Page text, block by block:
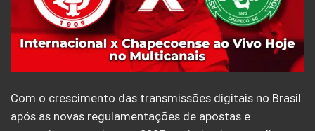
Com o crescimento das transmissões digitais no Brasil
após as novas regulamentações de apostas e